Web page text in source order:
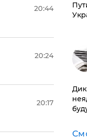
20:44
20:24
20:17